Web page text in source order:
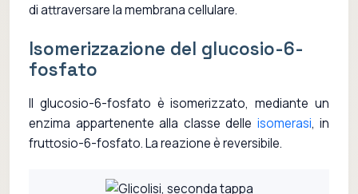
di attraversare la membrana cellulare.
Isomerizzazione del glucosio-6-
fosfato
Il glucosio-6-fosfato è isomerizzato, mediante un
enzima appartenente alla classe delle isomerasi, in
fruttosio-6-fosfato. La reazione è reversibile.